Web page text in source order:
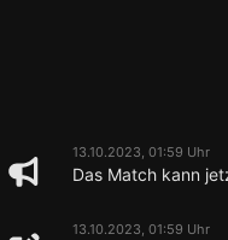
13.10.2023, 01:59 Uhr
Das Match kann
13.10.2023, 01:59 Uhr